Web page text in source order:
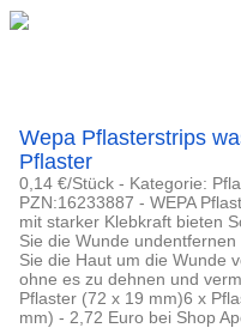
Wepa Pflasterstrips
Pflaster
0,14 €/Stück - Kategorie:
PZN:16233887 - WEPA
mit starker Klebkraft bieten
Sie die Wunde
Sie die Haut um die Wunde
ohne es zu dehnen und
Pflaster (72 x 19 mm)6 x
mm) - 2,72 Euro bei Shop